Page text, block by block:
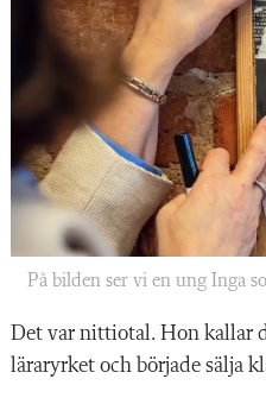
På bilden ser vi en ung Inga
Det var nittiotal. Hon kallar
läraryrket och började sälja